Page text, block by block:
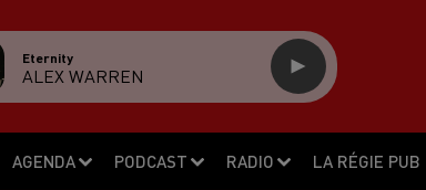
AGENDA PODCAST RADIO LA RÉGIE PUB
Eternity
ALEX WARREN